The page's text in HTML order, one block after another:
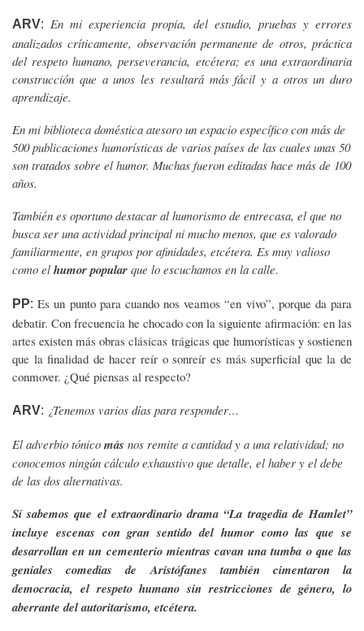
ARV:En mi experiencia propia, del estudio, pruebas y errores
analizados críticamente, observación permanente de otros, práctica
del respeto humano, perseverancia, etcétera; es una extraordinaria
construcción que a unos les resultará más fácil y a otros un duro
aprendizaje.
En mi biblioteca doméstica atesoro un espacio específico con más de
500 publicaciones humorísticas de varios países de las cuales unas 50
son tratados sobre el humor. Muchas fueron editadas hace más de 100
años.
También es oportuno destacar al humorismo de entrecasa, el que no
busca ser una actividad principal ni mucho menos, que es valorado
familiarmente, en grupos por afinidades, etcétera. Es muy valioso
como el humor popular que lo escuchamos en la calle.
PP:Es un punto para cuando nos veamos “en vivo”, porque da para
debatir. Con frecuencia he chocado con la siguiente afirmación: en las
artes existen más obras clásicas trágicas que humorísticas y sostienen
que la finalidad de hacer reír o sonreír es más superficial que la de
conmover. ¿Qué piensas al respecto?
ARV: ¿Tenemos varios días para responder…
El adverbio tónico más nos remite a cantidad y a una relatividad; no
conocemos ningún cálculo exhaustivo que detalle, el haber y el debe
de las dos alternativas.
Sí sabemos que el extraordinario drama “La tragedia de Hamlet”
incluye escenas con gran sentido del humor como las que se
desarrollan en un cementerio mientras cavan una tumba o que las
geniales comedias de Aristófanes también cimentaron la
democracia, el respeto humano sin restricciones de género, lo
aberrante del autoritarismo, etcétera.